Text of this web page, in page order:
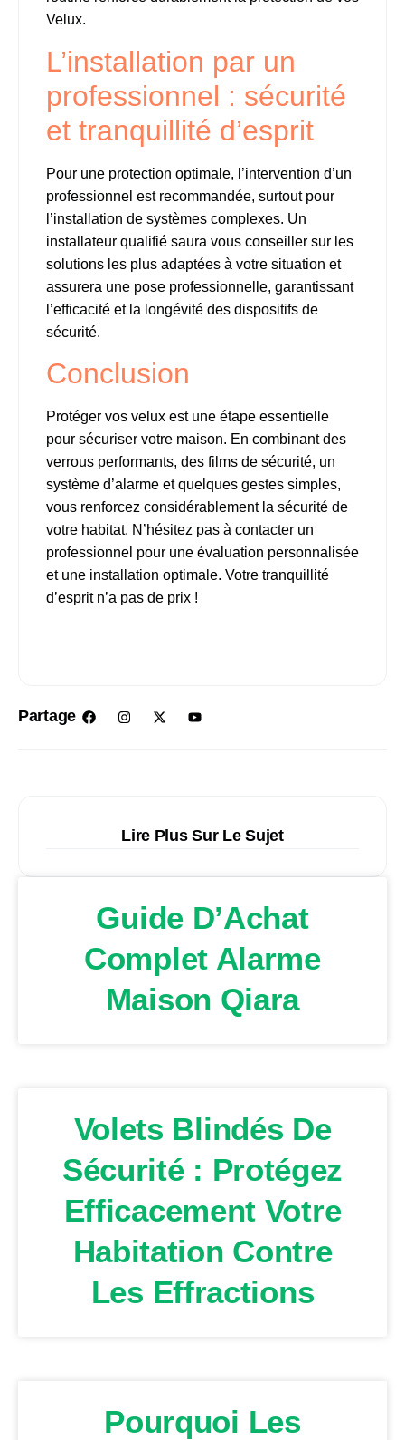
Velux.
L’installation par un
professionnel : sécurité
et tranquillité d’esprit
Pour une protection optimale, l’intervention d’un
professionnel est recommandée, surtout pour
l’installation de systèmes complexes. Un
installateur qualifié saura vous conseiller sur les
solutions les plus adaptées à votre situation et
assurera une pose professionnelle, garantissant
l’efficacité et la longévité des dispositifs de
sécurité.
Conclusion
Protéger vos velux est une étape essentielle
pour sécuriser votre maison. En combinant des
verrous performants, des films de sécurité, un
système d’alarme et quelques gestes simples,
vous renforcez considérablement la sécurité de
votre habitat. N’hésitez pas à contacter un
professionnel pour une évaluation personnalisée
et une installation optimale. Votre tranquillité
d’esprit n’a pas de prix !
Partage
Lire Plus Sur Le Sujet
Guide D’Achat
Complet Alarme
Maison Qiara
Volets Blindés De
Sécurité : Protégez
Efficacement Votre
Habitation Contre
Les Effractions
Pourquoi Les